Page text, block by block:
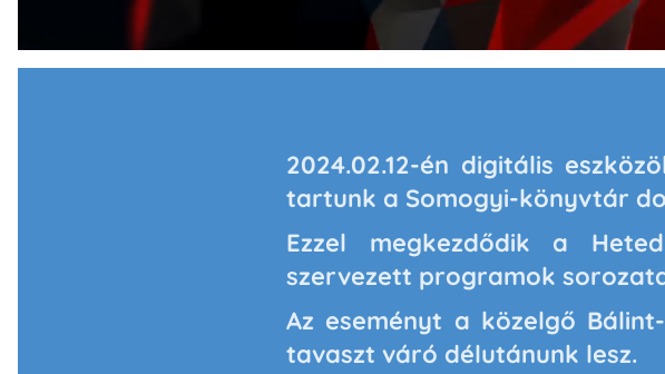
2024.02.12-én digitális
tartunk a Somogyi-könyvtár
Ezzel megkezdődik a
szervezett programok
Az eseményt a közelgő
tavaszt váró délutánunk lesz.